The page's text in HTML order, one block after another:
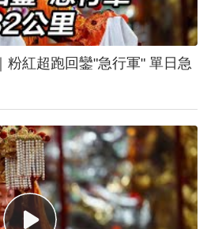
超跑回鑾"急行軍" 單日急